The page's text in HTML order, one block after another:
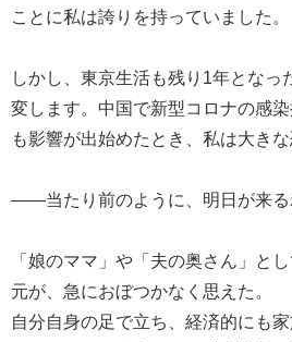
ことに私は誇りを持っていました。
しかし、東京生活も残り1年となっ
変します。中国で新型コロナの感
も影響が出始めたとき、私は大き
――当たり前のように、明日が来る
「娘のママ」や「夫の奥さん」と
元が、急におぼつかなく思えた。
自分自身の足で立ち、経済的にも